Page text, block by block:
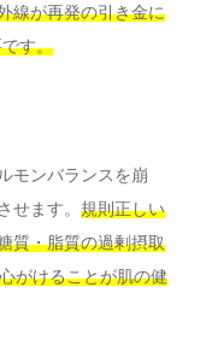
線が再発の引き金に
す。
モンバランスを崩
せます。 規則正しい
質・脂質の過剰摂取
がけることが肌の健